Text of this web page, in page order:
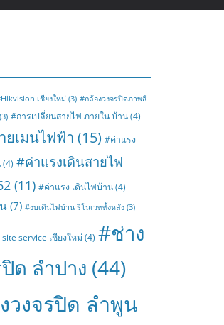
เชียงใหม่ (3) #กล้องวงจรปิดภาพสี
(3) #การเปลี่ยนสายไฟ ภายใน บ้าน(4)
ยเมนไฟฟ้า (15) #ค่าแรง
(4) #ค่าแรงเดินสายไฟ
(11) #ค่าแรง เดินไฟบ้าน(4)
(7) #งบเดินไฟบ้าน รีโนเวททั้งหลัง (3)
service เชียงใหม่ (4) #ช่าง
ด ลำปาง (44)
วงจรปิด ลำพูน